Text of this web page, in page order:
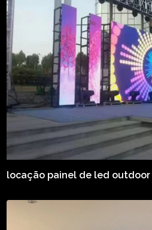
locação painel de led outdoor